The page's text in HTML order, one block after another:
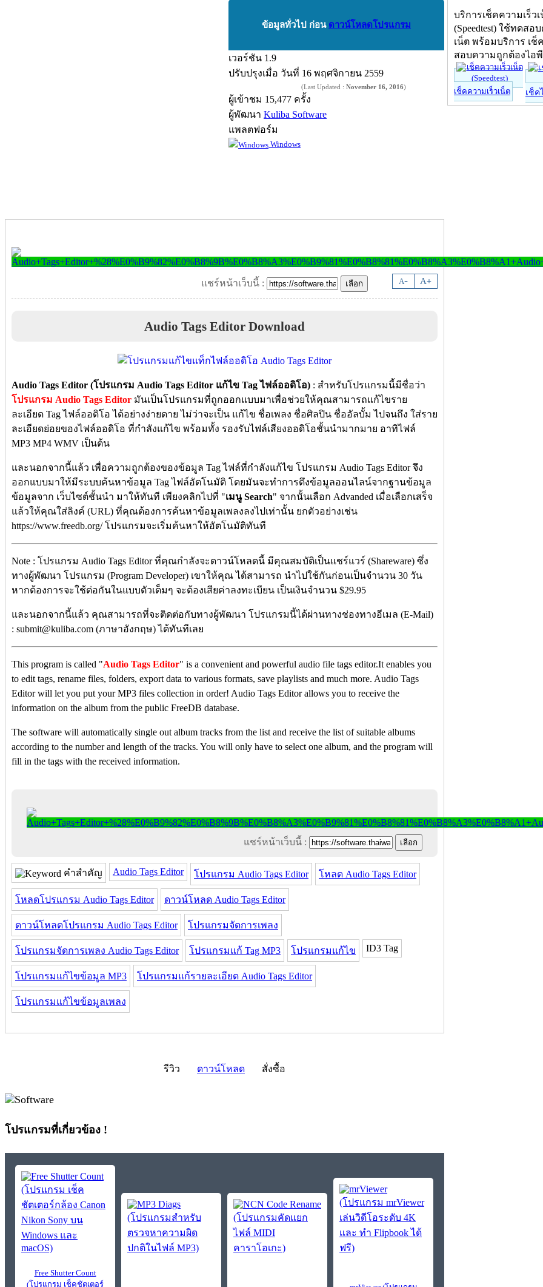
ข้อมูลทั่วไป ก่อน ดาวน์โหลดโปรแกรม
เวอร์ชัน 1.9
ปรับปรุงเมื่อ วันที่ 16 พฤศจิกายน 2559
(Last Updated : November 16, 2016)
ผู้เข้าชม 15,477 ครั้ง
ผู้พัฒนา Kuliba Software
แพลตฟอร์ม
Windows
A- A+
แชร์หน้าเว็บนี้ :
Audio Tags Editor Download
Audio Tags Editor (โปรแกรม Audio Tags Editor แก้ไข Tag ไฟล์ออดิโอ) : สำหรับโปรแกรมนี้มีชื่อว่า
โปรแกรม Audio Tags Editor มันเป็นโปรแกรมที่ถูกออกแบบมาเพื่อช่วยให้คุณสามารถแก้ไขราย
ละเอียด Tag ไฟล์ออดิโอ ได้อย่างง่ายดาย ไม่ว่าจะเป็น แก้ไข ชื่อเพลง ชื่อศิลปิน ชื่ออัลบั้ม ไปจนถึง ใส่ราย
ละเอียดย่อยของไฟล์ออดิโอ ที่กำลังแก้ไข พร้อมทั้ง รองรับไฟล์เสียงออดิโอชั้นนำมากมาย อาทิไฟล์
MP3 MP4 WMV เป็นต้น
และนอกจากนี้แล้ว เพื่อความถูกต้องของข้อมูล Tag ไฟล์ที่กำลังแก้ไข โปรแกรม Audio Tags Editor จึง
ออกแบบมาให้มีระบบค้นหาข้อมูล Tag ไฟล์อัตโนมัติ โดยมันจะทำการดึงข้อมูลออนไลน์จากฐานข้อมูล
ข้อมูลจาก เว็บไซต์ชั้นนำ มาให้ทันที เพียงคลิกไปที่ "เมนู Search" จากนั้นเลือก Advanded เมื่อเลือกเสร็จ
แล้วให้คุณใส่ลิงค์ (URL) ที่คุณต้องการค้นหาข้อมูลเพลงลงไปเท่านั้น ยกตัวอย่างเช่น
https://www.freedb.org/ โปรแกรมจะเริ่มค้นหาให้อัตโนมัติทันที
Note : โปรแกรม Audio Tags Editor ที่คุณกำลังจะดาวน์โหลดนี้ มีคุณสมบัติเป็นแชร์แวร์ (Shareware) ซึ่ง
ทางผู้พัฒนา โปรแกรม (Program Developer) เขาให้คุณ ได้สามารถ นำไปใช้กันก่อนเป็นจำนวน 30 วัน
หากต้องการจะใช้ต่อกันในแบบตัวเต็มๆ จะต้องเสียค่าลงทะเบียน เป็นเงินจำนวน $29.95
และนอกจากนี้แล้ว คุณสามารถที่จะติดต่อกับทางผู้พัฒนา โปรแกรมนี้ได้ผ่านทางช่องทางอีเมล (E-Mail)
: submit@kuliba.com (ภาษาอังกฤษ) ได้ทันทีเลย
This program is called "Audio Tags Editor" is a convenient and powerful audio file tags editor.It enables you
to edit tags, rename files, folders, export data to various formats, save playlists and much more. Audio Tags
Editor will let you put your MP3 files collection in order! Audio Tags Editor allows you to receive the
information on the album from the public FreeDB database.
The software will automatically single out album tracks from the list and receive the list of suitable albums
according to the number and length of the tracks. You will only have to select one album, and the program will
fill in the tags with the received information.
แชร์หน้าเว็บนี้ :
คำสำคัญ Audio Tags Editor โปรแกรม Audio Tags Editor โหลด Audio Tags Editor
โหลดโปรแกรม Audio Tags Editor ดาวน์โหลด Audio Tags Editor
ดาวน์โหลดโปรแกรม Audio Tags Editor โปรแกรมจัดการเพลง
โปรแกรมจัดการเพลง Audio Tags Editor โปรแกรมแก้ Tag MP3 โปรแกรมแก้ไข ID3 Tag
โปรแกรมแก้ไขข้อมูล MP3 โปรแกรมแก้รายละเอียด Audio Tags Editor
โปรแกรมแก้ไขข้อมูลเพลง
รีวิว ดาวน์โหลด สั่งซื้อ
โปรแกรมที่เกี่ยวข้อง !
Free Shutter Count
(โปรแกรม เช็คชัตเตอร์
บริการเช็คความเร็ว
(Speedtest) ใช้ทดสอ
เน็ต พร้อมบริการ เช็
สอบความถูกต้องไอ
เช็คความเร็วเน็ต เช็ค